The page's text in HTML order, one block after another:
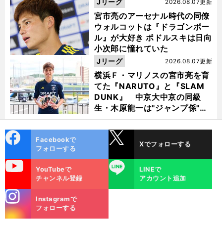
宮市亮のアーセナル時代の同僚
ウォルコットは『ドラゴンボー
ル』が大好き ポドルスキは日向
小次郎に憧れていた
2026.08.07更新
横浜Ｆ・マリノスの宮市亮を育
てた『NARUTO』と『SLAM
DUNK』 中京大中京の同級
生・木原龍一は"ジャンプ係"だ
った
2026.08.07更新
Jリーグ
ok
Facebookで
フォローする
Xでフォローする
YouTubeで
チャンネル登録
LINE
LINEで
アカウント追加
m
Instagramで
フォローする